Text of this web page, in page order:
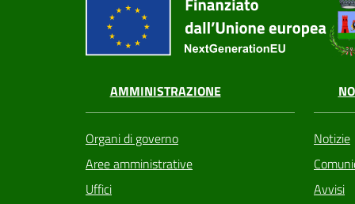
AMMINISTRAZIONE
Organi di governo
Aree amministrative
Uffici
Notizie
Avvisi